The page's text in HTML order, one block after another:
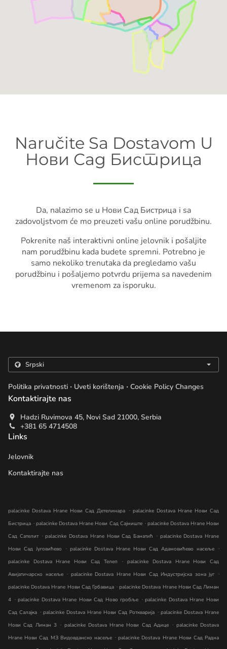
Naručite Sa Dostavom U
Нови Сад Бистрица
Da, nalazimo se u Нови Сад Бистрица i sa
zadovoljstvom će mo preuzeti vašu online porudžbinu.
Pokrenite naš interaktivni online jelovnik i pošaljite
nam porudžbinu kada budete spremni. Potrebno je
samo nekoliko trenutaka da pregledamo vašu
porudžbinu i pošaljemo potvrdu prijema sa navedenim
vremenom za isporuku.
Politika privatnosti . Uveti korištenja . Cookie Policy Changes
Kontaktirajte nas
Hadzi Ruvimova 45, Novi Sad 21000, Serbia
+381 65 4714508
Links
Jelovnik
Kontaktirajte nas
palacinke Dostava Hrane Нови Сад Детелинара . palacinke Dostava Hrane Нови Сад
Бистрица . palacinke Dostava Hrane Нови Сад Сајмиште . palacinke Dostava Hrane Нови
Сад Сателит . palacinke Dostava Hrane Нови Сад Банатић . palacinke Dostava Hrane
Нови Сад Југовићево
. palacinke Dostava Hrane Нови Сад Адамовићево насеље .
palacinke Dostava Hrane Нови Сад Телеп
. palacinke Dostava Hrane Нови Сад
Авијатичарско насеље . palacinke Dostava Hrane Нови Сад Индустријска зона југ .
palacinke Dostava Hrane Нови Сад Грбавица . palacinke Dostava Hrane Нови Сад Лиман
4 . palacinke Dostava Hrane Нови Сад Ново гробље . palacinke Dostava Hrane Нови
Сад Салајка . palacinke Dostava Hrane Нови Сад Роткварија . palacinke Dostava Hrane
Нови Сад Лиман 3 . palacinke Dostava Hrane Нови Сад Адице . palacinke Dostava
Hrane Нови Сад МЗ Видовданско насеље . palacinke Dostava Hrane Нови Сад Радна